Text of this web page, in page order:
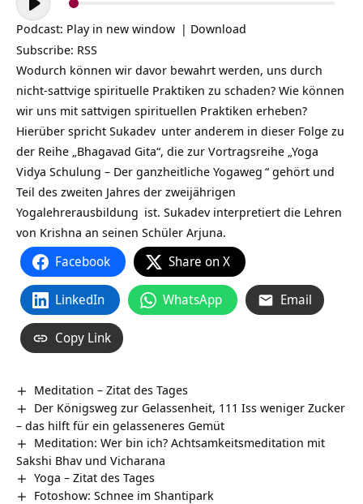
Player
Podcast: Play in new window | Download
Subscribe: RSS
Wodurch können wir davor bewahrt werden, uns durch
nicht-sattvige spirituelle Praktiken zu schaden? Wie können
wir uns mit sattvigen spirituellen Praktiken erheben?
Hierüber spricht Sukadev unter anderem in dieser Folge zu
der Reihe „Bhagavad Gita“, die zur Vortragsreihe „Yoga
Vidya Schulung – Der ganzheitliche Yogaweg “ gehört und
Teil des zweiten Jahres der zweijährigen
Yogalehrerausbildung ist. Sukadev interpretiert die Lehren
von Krishna an seinen Schüler Arjuna.
Facebook Share on X
LinkedIn WhatsApp Email
Copy Link
Meditation – Zitat des Tages
Der Königsweg zur Gelassenheit, 111 Iss weniger Zucker
– das hilft für ein gelasseneres Gemüt
Meditation: Wer bin ich? Achtsamkeitsmeditation mit
Sakshi Bhav und Vicharana
Yoga – Zitat des Tages
Fotoshow: Schnee im Shantipark